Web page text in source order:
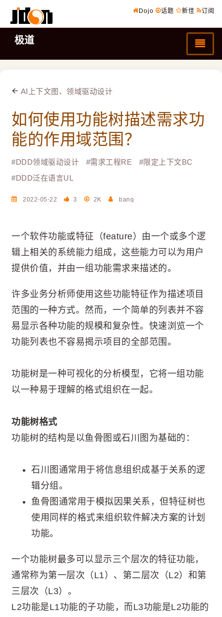
Dojo 话题 新佳 订阅
极道
AI上下文图、领域驱动设计
如何使用功能树描述需求功
能的作用域范围？
#DDD领域驱动设计 #需求工程RE #限定上下文BC
#DDD泛在语言UL
2022-05-22 3 2K banq
一个软件功能或特征（feature）由一个或多个逻
辑上相关的系统能力组成，这些能力可以为用户
提供价值，并由一组功能需求来描述的。
许多业务分析师使用这些功能特征作为描述项目
范围的一种方式。然而，一个简单的列表并不容
易显示各种功能的规模和复杂性。快速浏览一个
功能列表也不容易揭示项目的全部范围。
功能树是一种可视化的分析模型，它将一组功能
以一种易于理解的格式组织在一起。
功能树格式
功能树的结构是以鱼骨图或石川图为基础的：
石川图通常用于将信息组织成基于关系的逻
辑分组。
鱼骨图通常用于模拟因果关系，但特征树也
使用同样的格式来组织软件解决方案的计划
功能。
一个功能树最多可以显示三个层次的特征功能，
通常称为第一层次（L1）、第二层次（L2）和第
三层次（L3）。
L2功能是L1功能的子功能，而L3功能是L2功能的